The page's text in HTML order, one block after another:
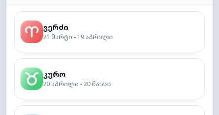
ვერძი
21 მარტი - 19 აპრილი
კურო
20 აპრილი - 20 მაისი